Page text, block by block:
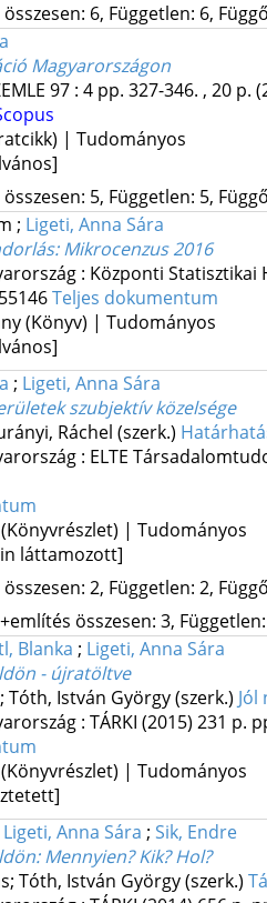
6, Független: 6,
Magyarországon
97: 4 pp. 327-346. , 20 p.
| Tudományos
5, Független: 5,
; Ligeti, Anna Sára
: Mikrocenzus 2016
: Központi Statisztikai
Teljes dokumentum
(Könyv) | Tudományos
; Ligeti, Anna Sára
szubjektív közelsége
Ráchel (szerk.)
: ELTE
| Tudományos
láttamozott]
2, Független: 2,
összesen: 3,
Blanka ; Ligeti, Anna Sára
- újratöltve
Tóth, István György (szerk.) Jól
: TÁRKI (2015) 231 p.
| Tudományos
Ligeti, Anna Sára ; Sik, Endre
: Mennyien? Kik? Hol?
Tóth, István György (szerk.)